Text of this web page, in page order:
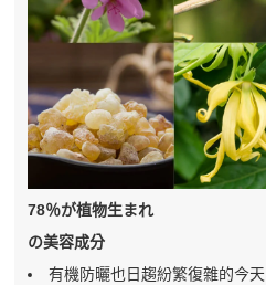
78％が植物生まれ
の美容成分
有機防曬也日趨紛繁復雜的今天